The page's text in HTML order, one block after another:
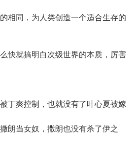
同，为人类创造一个适合生存的
就搞明白次级世界的本质，厉害
爽控制，也就没有了叶心夏被嫁
朗当女奴，撒朗也没有杀了伊之